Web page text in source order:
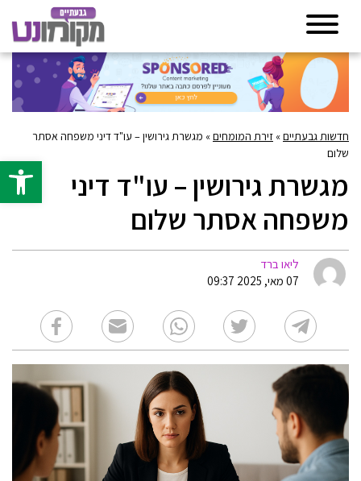
פתח
חדשות גבעתיים» זירת המומחים» מגשרת גירושין – עו"ד דיני משפחה אסתר
שלום
מגשרת גירושין – עו"ד דיני
משפחה אסתר שלום
ליאו ברד
07 מאי, 2025 09:37